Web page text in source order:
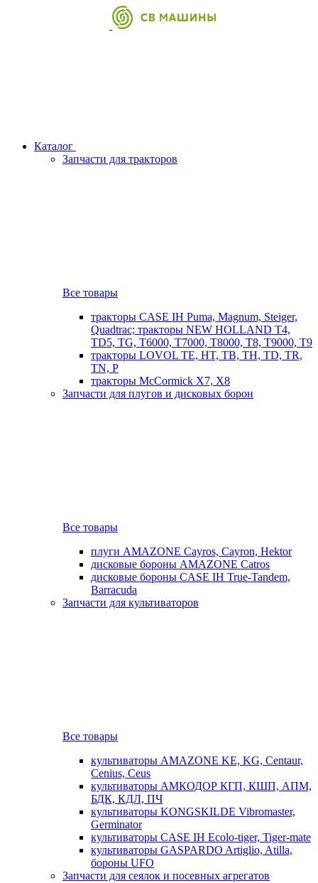
Каталог
Запчасти для тракторов
Все товары
тракторы CASE IH Puma, Magnum, Steiger,
Quadtrac; тракторы NEW HOLLAND T4,
TD5, TG, T6000, T7000, T8000, T8, T9000, T9
тракторы LOVOL TE, HT, TB, TH, TD, TR,
TN, P
тракторы McCormick X7, X8
Запчасти для плугов и дисковых борон
Все товары
плуги AMAZONE Cayros, Cayron, Hektor
дисковые бороны AMAZONE Catros
дисковые бороны CASE IH True-Tandem,
Barracuda
Запчасти для культиваторов
Все товары
культиваторы AMAZONE KE, KG, Centaur,
Cenius, Ceus
культиваторы АМКОДОР КГП, КШП, АПМ,
БДК, КДЛ, ПЧ
культиваторы KONGSKILDE Vibromaster,
Germinator
культиваторы CASE IH Ecolo-tiger, Tiger-mate
культиваторы GASPARDO Artiglio, Atilla,
бороны UFO
Запчасти для сеялок и посевных агрегатов